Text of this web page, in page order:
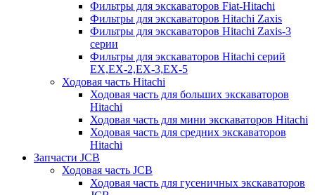
Фильтры для экскаваторов Fiat-Hitachi
Фильтры для экскаваторов Hitachi Zaxis
Фильтры для экскаваторов Hitachi Zaxis-3
серии
Фильтры для экскаваторов Hitachi серий
EX,EX-2,EX-3,EX-5
Ходовая часть Hitachi
Ходовая часть для больших экскаваторов
Hitachi
Ходовая часть для мини экскаваторов Hitachi
Ходовая часть для средних экскаваторов
Hitachi
Запчасти JCB
Ходовая часть JCB
Ходовая часть для гусеничных экскаваторов